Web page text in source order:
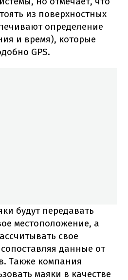
из поверхностных
определение
и время), которые
GPS.
будут передавать
местоположение, а
свое
данные от
Также компания
маяки в качестве